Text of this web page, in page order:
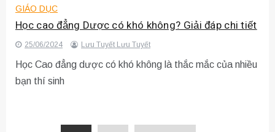
GIÁO DỤC
Học cao đẳng Dược có khó không? Giải đáp chi tiết
25/06/2024 Lưu Tuyết Lưu Tuyết
Học Cao đẳng dược có khó không là thắc mắc của nhiều
bạn thí sinh